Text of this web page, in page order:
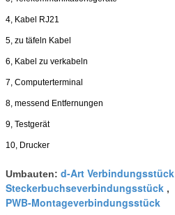
4, Kabel RJ21
5, zu täfeln Kabel
6, Kabel zu verkabeln
7, Computerterminal
8, messend Entfernungen
9, Testgerät
10, Drucker
Umbauten: d-Art Verbindungsstück
Steckerbuchseverbindungsstück ,
PWB-Montageverbindungsstück